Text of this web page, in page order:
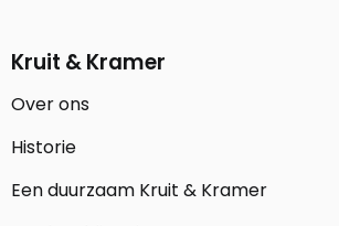
Kruit & Kramer
Over ons
Historie
Een duurzaam Kruit & Kramer